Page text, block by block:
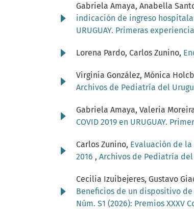
Gabriela Amaya, Anabella
indicación de ingreso
URUGUAY. Primeras
Lorena Pardo, Carlos Zunino,
Virginia González, Mónica
Archivos de Pediatría del
Gabriela Amaya, Valeria
COVID 2019 en URUGUAY.
Carlos Zunino, Evaluación de
2016 , Archivos de Pediatría del
Cecilia Izuibejeres, Gustavo
Beneficios de un dispositivo
Núm. S1 (2026): Premios XXXV